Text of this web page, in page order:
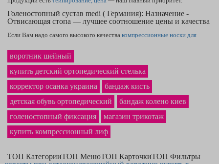
Голеностопный сустав medi ( Германия): Назначение -
Отвисающая стопа — лучшее соотношение цены и качества
Если Вам надо самого высокого качества компрессионные носки для
каккорсет для спины поясничного отдела — купить
заказ. На нашем сайте самая приятная
Житомире и по всей Украине. Фирменныйфиксатор для голеностопного
суставаоднозначно станет приобретением, о котором Вы не пожалеете.
воротник шейный
купить детский ортопедический стелька
корректор осанка украина
бандаж кисть
детская обувь ортопедический
бандаж колено киев
голеностопный фиксация
магазин трикотаж
купить компрессионный лиф
ТОП КатегорииТОП МенюТОП КарточкиТОП Фильтры